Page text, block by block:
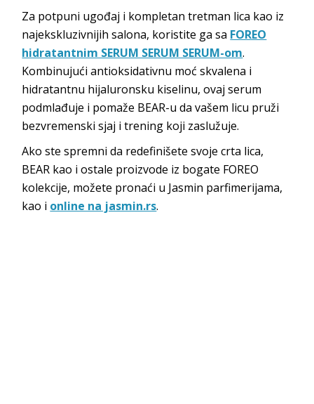
Za potpuni ugođaj i kompletan tretman lica kao iz
najekskluzivnijih salona, koristite ga sa FOREO
hidratantnim SERUM SERUM SERUM-om.
Kombinujući antioksidativnu moć skvalena i
hidratantnu hijaluronsku kiselinu, ovaj serum
podmlađuje i pomaže BEAR-u da vašem licu pruži
bezvremenski sjaj i trening koji zaslužuje.
Ako ste spremni da redefinišete svoje crta lica,
BEAR kao i ostale proizvode iz bogate FOREO
kolekcije, možete pronaći u Jasmin parfimerijama,
kao i online na jasmin.rs.